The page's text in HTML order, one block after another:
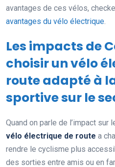
avantages de ces vélos,
avantages du vélo électrique.
Les impacts de
choisir un vélo
route adapté à
sportive sur le
Quand on parle de l’impact sur
vélo électrique de route a
rendre le cyclisme plus
des sorties entre amis ou en